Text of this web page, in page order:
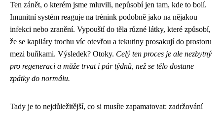
Ten zánět, o kterém jsme mluvili, nepůsobí jen tam, kde to bolí.
Imunitní systém reaguje na trénink podobně jako na nějakou
infekci nebo zranění. Vypouští do těla různé látky, které způsobí,
že se kapiláry trochu víc otevřou a tekutiny prosakují do prostoru
mezi buňkami. Výsledek? Otoky. Celý ten proces je ale nezbytný
pro regeneraci a může trvat i pár týdnů, než se tělo dostane
zpátky do normálu.
Tady je to nejdůležitější, co si musíte zapamatovat: zadržování